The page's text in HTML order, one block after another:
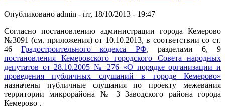
Опубликовано admin - пт, 18/10/2013 - 19:47
Согласно постановлению администрации города Кемерово
№3091 (см. приложения) от 10.10.2013, в соответствии со ст.
46Градостроительного кодекса РФ, разделами 6, 9
постановления Кемеровского городского Совета народных
депутатов от 28.10.2005 № 276 «О порядке организации и
проведения публичных слушаний в городе Кемерово»
назначены публичные слушания по проекту межевания
территории микрорайона № 3 Заводского района города
Кемерово .